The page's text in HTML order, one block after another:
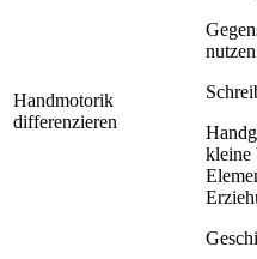
Handmotorik
differenzieren
nutzen
kleine